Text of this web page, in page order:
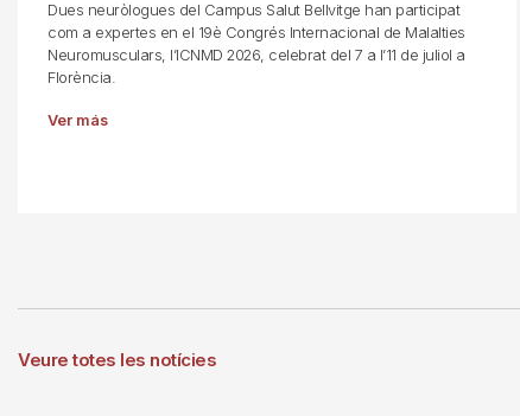
Dues neuròlogues del Campus Salut Bellvitge han participat
com a expertes en el 19è Congrés Internacional de Malalties
Neuromusculars, l’ICNMD 2026, celebrat del 7 a l’11 de juliol a
Florència.
Ver más
Veure totes les notícies